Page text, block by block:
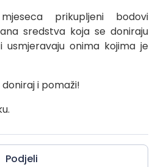
prikupljeni bodovi
sredstva koja se doniraju
usmjeravaju onima kojima je
doniraj i pomaži!
Podjeli